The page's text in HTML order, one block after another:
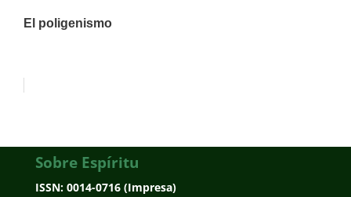
El poligenismo
Sobre Espíritu
ISSN: 0014-0716 (Impresa)